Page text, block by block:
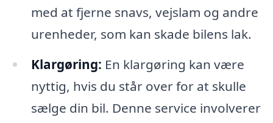
med at fjerne snavs, vejslam og andre
urenheder, som kan skade bilens lak.
Klargøring: En klargøring kan være
nyttig, hvis du står over for at skulle
sælge din bil. Denne service involverer